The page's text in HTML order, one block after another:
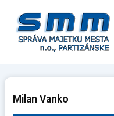
obsah
Milan Vanko